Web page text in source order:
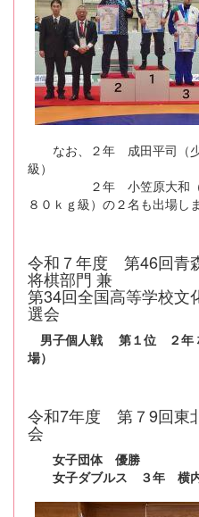
なお、２年 成田平司（少
級）
２年 小笠原大和（少
８０ｋｇ級）の２名も出場し
令和７年度 第46回青
将棋部門 兼
第34回全国高等学校文
選会
男子個人戦 第１位 ２年
場）
令和7年度 第７9回東
会
女子団体 優勝
女子ダブルス ３年 横